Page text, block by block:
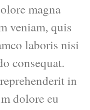
magna
veniam, quis
laboris nisi
consequat.
in
dolore eu